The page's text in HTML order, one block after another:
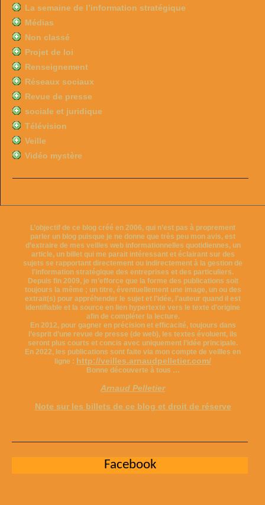
La semaine de l’information stratégique
Médias
Non classé
Projet de loi
Renseignement
Réseaux sociaux
Revue de presse
sociale et juridique
Télévision
Veille
Vidéo mystère
L’objectif de ce blog créé en 2006, qui n’est pas à proprement
parler un blog puisque je ne donne que très peu mon avis, est
d’extraire de mes veilles web informationnelles quotidiennes, un
article, un billet qui me parait intéressant et éclairant sur des
sujets se rapportant directement ou indirectement à la gestion de
l’information stratégique des entreprises et des particuliers.
Depuis fin 2009, je m’efforce que la forme des publications soit
toujours la même ; un titre, éventuellement une image, un ou des
extrait(s) pour appréhender le sujet et l’idée, l’auteur quand il est
identifiable et la source en lien hypertexte vers le texte d’origine
afin de compléter la lecture.
En 2012, pour gagner en précision et efficacité, toujours dans
l’esprit d’une revue de presse (de web), les textes évoluent, ils
seront plus courts et concis avec uniquement l’idée principale.
En 2022, les publications sont faite via mon compte de veilles en
ligne : http://veilles.arnaudpelletier.com/
Bonne découverte à tous …
Arnaud Pelletier
Note sur les billets de ce blog et droit de réserve
Facebook